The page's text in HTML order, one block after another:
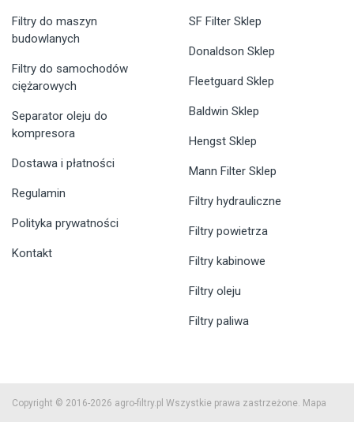
Filtry do maszyn
budowlanych
Filtry do samochodów
ciężarowych
Separator oleju do
kompresora
Dostawa i płatności
Regulamin
Polityka prywatności
Kontakt
SF Filter Sklep
Donaldson Sklep
Fleetguard Sklep
Baldwin Sklep
Hengst Sklep
Mann Filter Sklep
Filtry hydrauliczne
Filtry powietrza
Filtry kabinowe
Filtry oleju
Filtry paliwa
Copyright © 2016-2026 agro-filtry.pl Wszystkie prawa zastrzeżone. Mapa